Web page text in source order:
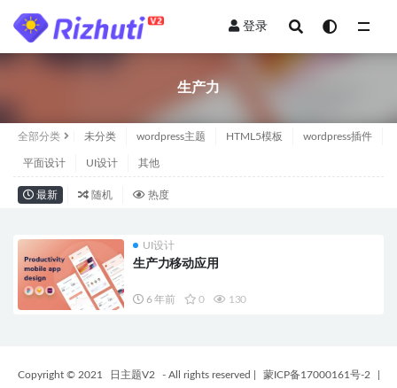
登录
生产力
全部分类 未分类 wordpress主题 HTML5模板 wordpress插件
平面设计 UI设计 其他
最新 随机 热度
UI设计
生产力移动应用
6 年前 0 130
Copyright © 2021 日主题V2 - All rights reserved 蒙ICP备17000161号-2